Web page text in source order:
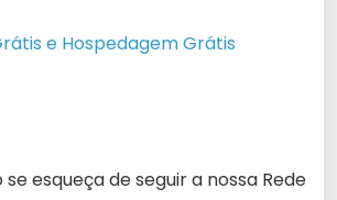
e Hospedagem Grátis
esqueça de seguir a nossa Rede